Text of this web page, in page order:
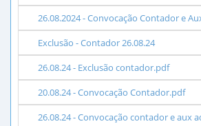
26.08.2024 - Convocação Contador e
Exclusão - Contador 26.08.24
26.08.24 - Exclusão contador.pdf
20.08.24 - Convocação Contador.pdf
26.08.24 - Convocação contador e aux